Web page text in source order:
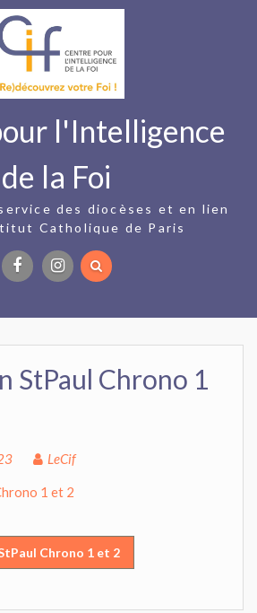
l'Intelligence
de la Foi
des diocèses et en lien
Catholique de Paris
StPaul Chrono 1
LeCif
1 et 2
Chrono 1 et 2